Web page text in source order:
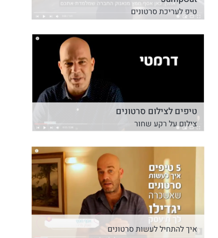
טיפ לעריכת סרטונים
טיפים לצילום סרטונים
צילום על רקע שחור
איך להתחיל לעשות סרטונים